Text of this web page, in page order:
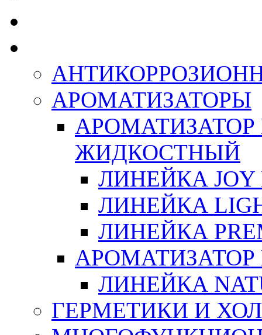
АРОМАТИЗАТОРЫ
ЖИДКОСТНЫЙ
ЛИНЕЙКА JOY
ЛИНЕЙКА
ЛИНЕЙКА
ЛИНЕЙКА
ГЕРМЕТИКИ И